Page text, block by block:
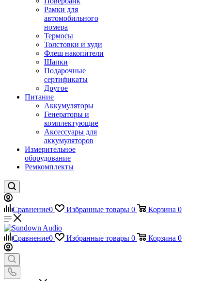
Рамки для
автомобильного
номера
Термосы
Толстовки и худи
Флеш накопители
Шапки
Подарочные
сертификаты
Другое
Питание
Аккумуляторы
Генераторы и
комплектующие
Аксессуары для
аккумуляторов
Измерительное
оборудование
Ремкомплекты
Сравнение0 Избранные товары 0 Корзина 0
Сравнение0 Избранные товары 0 Корзина 0